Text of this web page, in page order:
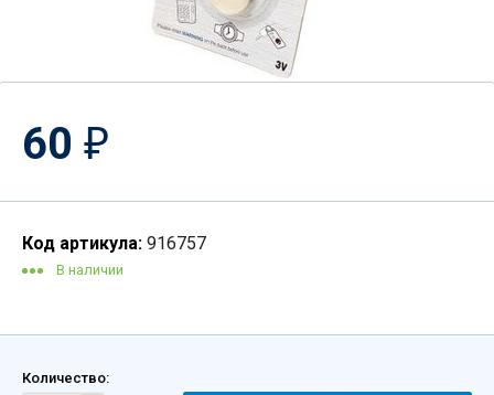
60 ₽
Код артикула: 916757
В наличии
Количество: